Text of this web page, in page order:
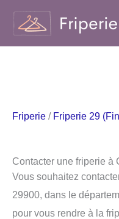
contenu
Friperie / Friperie 29
Contacter une friperie à
Vous souhaitez
29900, dans le
pour vous rendre à la